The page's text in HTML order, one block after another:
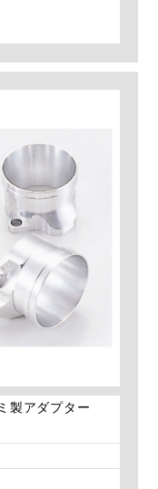
製アダプター